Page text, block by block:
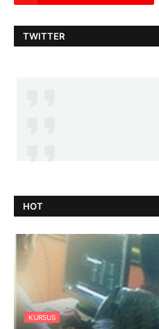
TWITTER
HOT
KURSUS